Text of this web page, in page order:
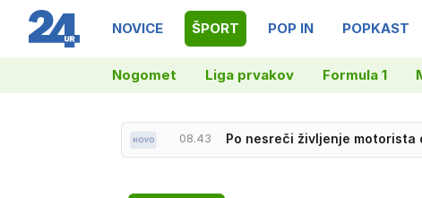
NOVICE ŠPORT POP IN POPKAST
Nogomet Liga prvakov Formula 1
08.43 Po nesreči življenje motorista